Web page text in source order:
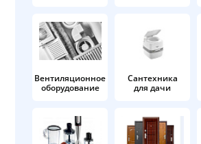
Вентиляционное
оборудование
Сантехника
для дачи